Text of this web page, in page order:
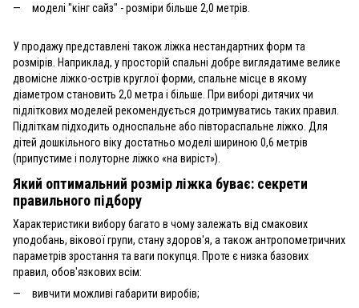
моделі "кінг сайз" - розміри більше 2,0 метрів.
У продажу представлені також ліжка нестандартних форм та
розмірів. Наприклад, у просторій спальні добре виглядатиме велике
двомісне ліжко-острів круглої форми, спальне місце в якому
діаметром становить 2,0 метра і більше. При виборі дитячих чи
підліткових моделей рекомендується дотримуватись таких правил.
Підліткам підходить односпальне або півтораспальне ліжко. Для
дітей дошкільного віку достатньо моделі шириною 0,6 метрів
(припустиме і полуторне ліжко «на виріст»).
Який оптимальний розмір ліжка буває: секрети
правильного підбору
Характеристики вибору багато в чому залежать від смакових
уподобань, вікової групи, стану здоров'я, а також антропометричних
параметрів зростання та ваги покупця. Проте є низка базових
правил, обов'язкових всім:
вивчити можливі габарити виробів;